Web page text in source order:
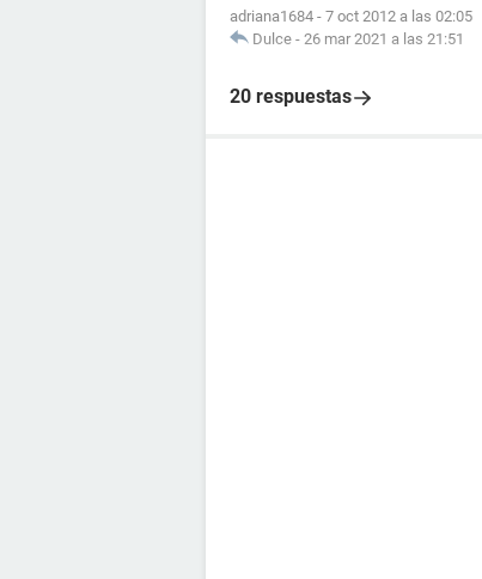
adriana1684 - 7 oct 2012 a las 02:05
Dulce - 26 mar 2021 a las 21:51
20 respuestas